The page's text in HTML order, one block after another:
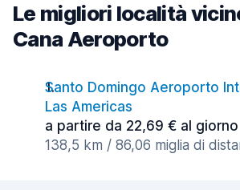
Le migliori località
Cana Aeroporto
Santo Domingo Aeroporto
Las Americas
a partire da 22,69 € al giorno
138,5 km / 86,06 miglia di